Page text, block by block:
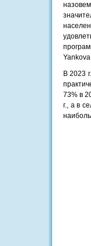
В 2023
73% в
г., а в